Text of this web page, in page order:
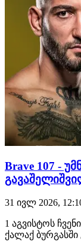
Brave 107 -
31 ივლ 2026,
1 აგვისტოს
ქალაქ ბურგასში